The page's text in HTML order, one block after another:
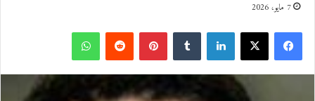
7 مايو، 2026
ي
X
ي
T
ي
R
ا